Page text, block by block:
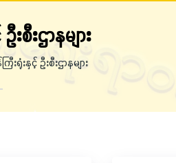
စီးဌာနများ
းရုံးနှင့် ဦးစီးဌာနများ